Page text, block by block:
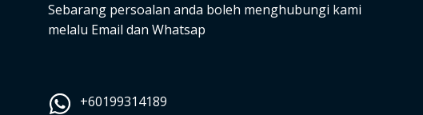
Sebarang persoalan anda boleh menghubungi kami
melalu Email dan Whatsap
+60199314189